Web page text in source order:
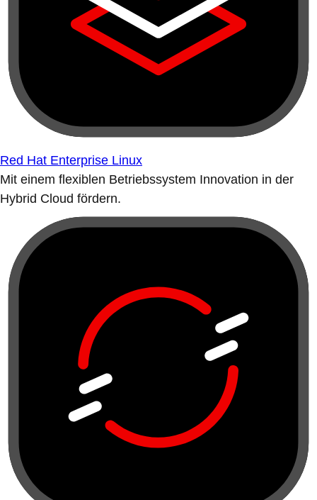
Red Hat Enterprise Linux
Mit einem flexiblen Betriebssystem Innovation in der
Hybrid Cloud fördern.